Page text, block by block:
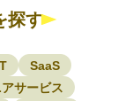
探す
SaaS
サービス